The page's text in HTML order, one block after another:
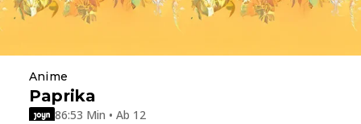
Anime
Paprika
86:53 Min • Ab 12